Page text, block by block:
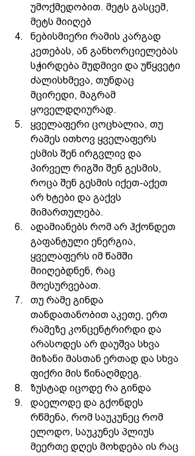
უმოქმედობით. მეტს გასცემ,
მეტს მიიღებ
ნებისმიერი რამის კარგად
კეთებას, ან განხორციელებას
სჭირდება მუდმივი და უწყვეტი
ძალისხმევა, თუნდაც
მცირედი, მაგრამ
ყოველდღიურად.
ყველაფერი ცოცხალია, თუ
რამეს ითხოვ ყველაფერს
ესმის შენ ირგვლივ და
პირველ რიგში შენ გესმის,
როცა შენ გესმის იქეთ-აქეთ
არ ხტები და გაქვს
მიმართულება.
ადამიანებს რომ არ ჰქონდეთ
გაფანტული ენერგია,
ყველაფერს იმ წამში
მიიღებდნენ, რაც
მოესურვებათ.
თუ რამე გინდა
თანდათანობით აკეთე, ერთ
რამეზე კონცენტრირდი და
არასოდეს არ დაუშვა სხვა
მიზანი მასთან ერთად და სხვა
ფიქრი მის წინაღმდეგ.
ზუსტად იცოდე რა გინდა
დაელოდე და გქონდეს
რწმენა, რომ საუკუნეც რომ
ელოდო, საუკუნეს პლიუს
მეერთე დღეს მოხდება ის რაც